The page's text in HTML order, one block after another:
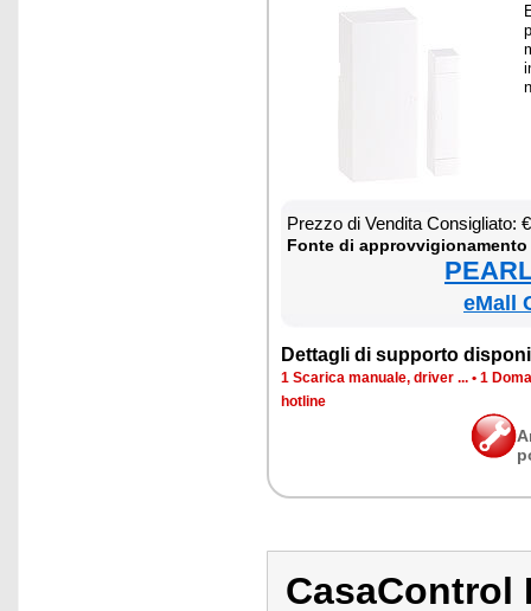
Prez­zo di Ven­di­ta Con­si­glia­to:
Fon­te di
eMall
Det­ta­gli di sup­por­to
1 Sca­ri­ca ma­nua­le, dri­ver ... • 1
ho­tli­ne
CasaControl